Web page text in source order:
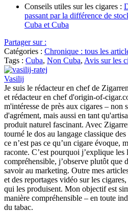
Conseils utiles sur les cigares :
passant par la différence de
Cuba et Cuba
Partager sur :
Catégories : Chronique : tous les
Tags : Cuba, Non Cuba, Avis sur les
Vasilij
Je suis le rédacteur en chef de
et rédacteur en chef d'origin-of-
m'intéresse de près aux cigares – non
d'agrément, mais aussi en tant
produit naturel fascinant. Avec
tourné le dos au langage classique
ce n’est pas ce qu’un cigare évoque,
raconte. C’est pourquoi j’explique les
compréhensible, j’observe plutôt que
savoir au marketing. Outre mes
et des reportages vidéo sur les
qui les produisent. Mon objectif est
manière compréhensible – en toute
du tabac.